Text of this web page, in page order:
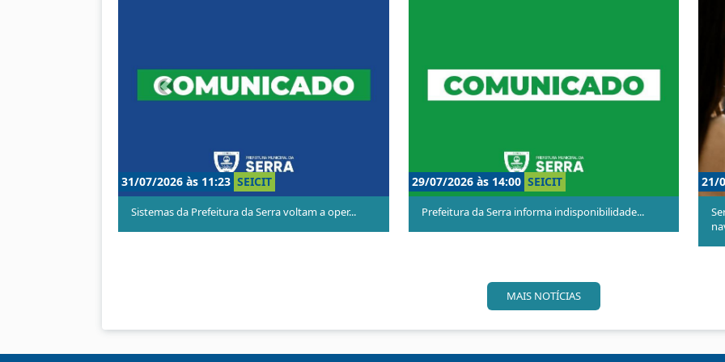
29/07/2026 às 14:00
Prefeitura da Serra informa indisponibilidade...
21/07/2026 às 11:00
Serra em Mapas ganha nova versão com
A
o
r
MAIS NOTÍCIAS